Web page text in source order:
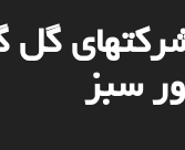
گل
سبز